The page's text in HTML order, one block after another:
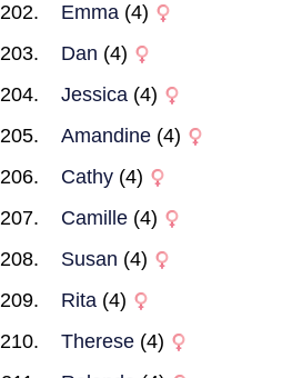
Emma (4)
Dan (4)
Jessica (4)
Amandine (4)
Cathy (4)
Camille (4)
Susan (4)
Rita (4)
Therese (4)